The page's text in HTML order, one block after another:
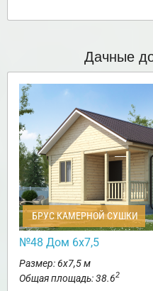
Дачные
БРУС КАМЕРНОЙ СУШКИ
№48 Дом 6х7,5
Размер: 6х7,5 м
Общая площадь: 38.62